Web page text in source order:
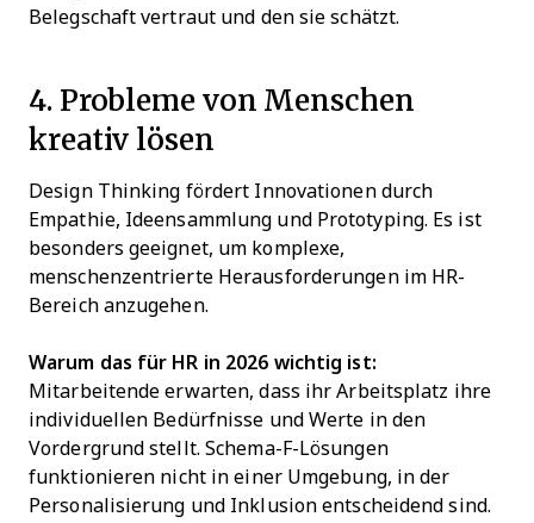
Belegschaft vertraut und den sie schätzt.
4. Probleme von Menschen
kreativ lösen
Design Thinking fördert Innovationen durch
Empathie, Ideensammlung und Prototyping. Es ist
besonders geeignet, um komplexe,
menschenzentrierte Herausforderungen im HR-
Bereich anzugehen.
Warum das für HR in 2026 wichtig ist:
Mitarbeitende erwarten, dass ihr Arbeitsplatz ihre
individuellen Bedürfnisse und Werte in den
Vordergrund stellt. Schema-F-Lösungen
funktionieren nicht in einer Umgebung, in der
Personalisierung und Inklusion entscheidend sind.